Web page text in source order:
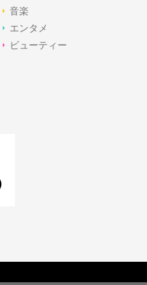
音楽
エンタメ
ビューティー